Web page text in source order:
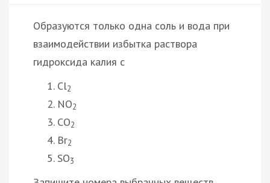
Образуются только одна соль и вода при
взаимодействии избытка раствора
гидроксида калия с
Cl2
NO2
CO2
Br2
SO3